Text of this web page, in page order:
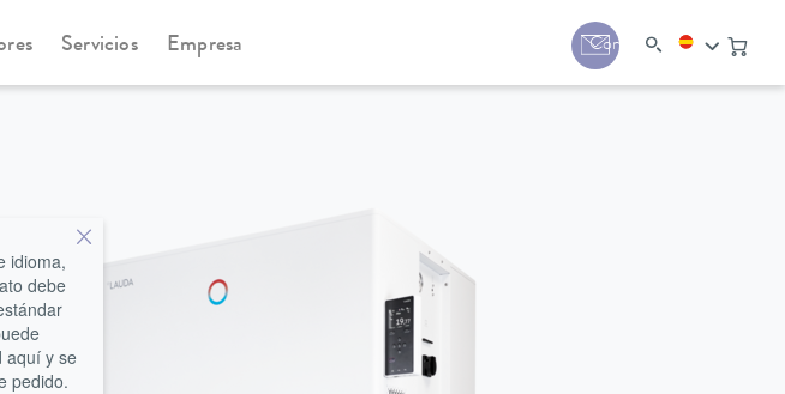
Servicios Empresa Contacto
XT New Generation
idioma,
debe
aquí y se
pedido.